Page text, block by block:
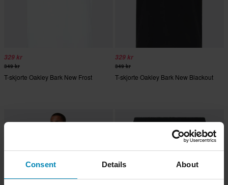
Consent Details About
329 kr
349 kr
T-skjorte Oakley Bark New Frost
329 kr
349 kr
T-skjorte Oakley Bark New Blackout